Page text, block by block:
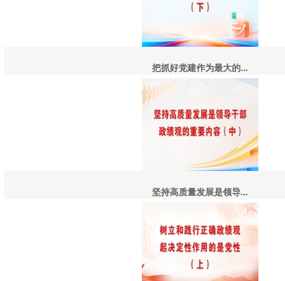
把抓好党建作为最大的...
坚持高质量发展是领导...